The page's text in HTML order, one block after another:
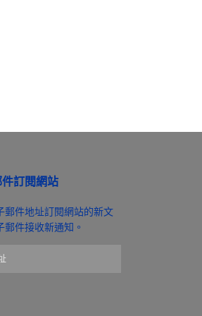
訂閱網站
郵件地址訂閱網站的新文
郵件接收新通知。